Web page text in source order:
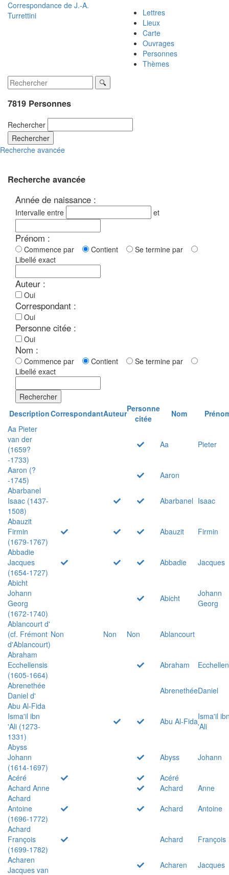
Correspondance de J.-A.
Turrettini
Lettres
Lieux
Carte
Ouvrages
Personnes
Thèmes
7819 Personnes
Rechercher
Rechercher
Recherche avancée
Recherche avancée
Année de naissance :
Intervalle entre et
Prénom :
Commence par Contient
Se termine par
Libellé exact
Auteur :
Oui
Correspondant :
Oui
Personne citée :
Oui
Nom :
Commence par Contient
Se termine par
Libellé exact
Rechercher
DescriptionCorrespondantAuteurPersonne
citée
Nom
Aa Pieter
van der
(1659?
-1733)
Aa Pieter
Aaron (?
-1745)
Aaron
Abarbanel
Isaac (1437-
1508)
Abarbanel Isaac
Abauzit
Firmin
(1679-1767)
Abauzit
Firmin
Abbadie
Jacques
(1654-1727)
Abbadie
Jacques
Abicht
Johann
Georg
(1672-1740)
Abicht
Johann
Georg
Ablancourt d'
(cf. Frémont
d'Ablancourt)
Non Non Non
Ablancourt
Abraham
Ecchellensis
(1605-1664)
Abraham
Abrenethée
Daniel d'
AbrenethéeDaniel
Abu Al-Fida
Isma'il ibn
'Ali (1273-
1331)
Abu Al-FidaIsma'il
'Ali
Abyss
Johann
(1614-1697)
Abyss
Johann
Acéré
Acéré
Achard Anne
Achard
Anne
Achard
Antoine
(1696-1772)
Achard
Antoine
Achard
François
(1699-1782)
Achard
François
Acharen
Jacques van
Acharen
Jacques